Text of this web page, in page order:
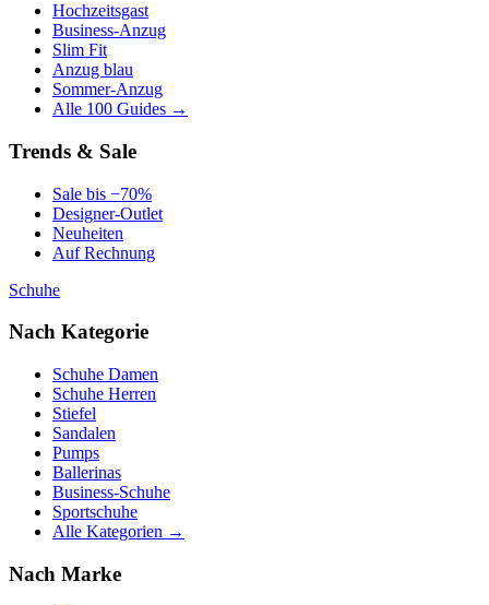
Hochzeitsgast
Business-Anzug
Slim Fit
Anzug blau
Sommer-Anzug
Alle 100 Guides →
Trends & Sale
Sale bis −70%
Designer-Outlet
Neuheiten
Auf Rechnung
Schuhe
Nach Kategorie
Schuhe Damen
Schuhe Herren
Stiefel
Sandalen
Pumps
Ballerinas
Business-Schuhe
Sportschuhe
Alle Kategorien →
Nach Marke